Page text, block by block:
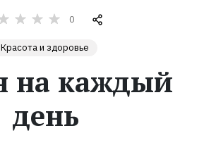
0
Красота и здоровье
на каждый
день